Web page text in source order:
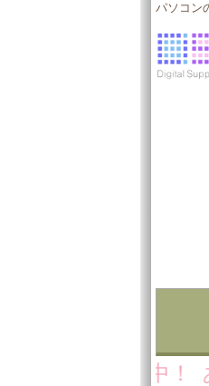
パソコン
託販売募集中！ あ